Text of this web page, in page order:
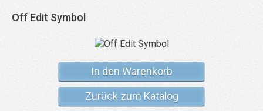
Off Edit Symbol
In den Warenkorb
Zurück zum Katalog